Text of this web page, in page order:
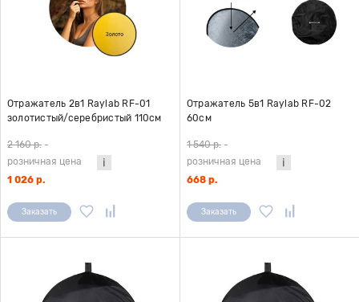
Отражатель 2в1 Raylab RF-01
золотистый/серебристый 110см
2 160 р. -
розничная цена
1 026 р.
Заказать
Отражатель 5в1 Raylab RF-02
60см
1 540 р. -
розничная цена
668 р.
Заказать